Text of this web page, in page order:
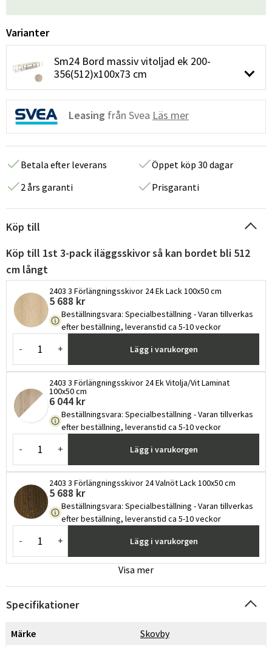
Varianter
Sm24 Bord massiv vitoljad ek 200-
356(512)x100x73 cm
Leasing från Svea Läs mer
Betala efter leverans
Öppet köp 30 dagar
2 års garanti
Prisgaranti
Köp till
Köp till 1st 3-pack iläggsskivor så kan bordet bli 512
cm långt
2403 3 Förlängningsskivor 24 Ek Lack 100x50 cm
5 688 kr
Beställningsvara: Specialbeställning - Varan tillverkas
efter beställning, leveranstid ca 5-10 veckor
- + Lägg i varukorgen
2403 3 Förlängningsskivor 24 Ek Vitolja/Vit Laminat
100x50 cm
6 044 kr
Beställningsvara: Specialbeställning - Varan tillverkas
efter beställning, leveranstid ca 5-10 veckor
- + Lägg i varukorgen
2403 3 Förlängningsskivor 24 Valnöt Lack 100x50 cm
5 688 kr
Beställningsvara: Specialbeställning - Varan tillverkas
efter beställning, leveranstid ca 5-10 veckor
- + Lägg i varukorgen
Visa mer
Specifikationer
Märke Skovby